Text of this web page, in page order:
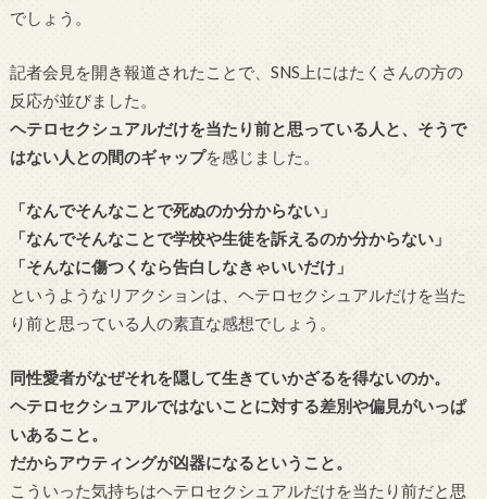
でしょう。
記者会見を開き報道されたことで、SNS上にはたくさんの方の
反応が並びました。
ヘテロセクシュアルだけを当たり前と思っている人と、そうで
はない人との間のギャップを感じました。
「なんでそんなことで死ぬのか分からない」
「なんでそんなことで学校や生徒を訴えるのか分からない」
「そんなに傷つくなら告白しなきゃいいだけ」
というようなリアクションは、ヘテロセクシュアルだけを当た
り前と思っている人の素直な感想でしょう。
同性愛者がなぜそれを隠して生きていかざるを得ないのか。
ヘテロセクシュアルではないことに対する差別や偏見がいっぱ
いあること。
だからアウティングが凶器になるということ。
こういった気持ちはヘテロセクシュアルだけを当たり前だと思